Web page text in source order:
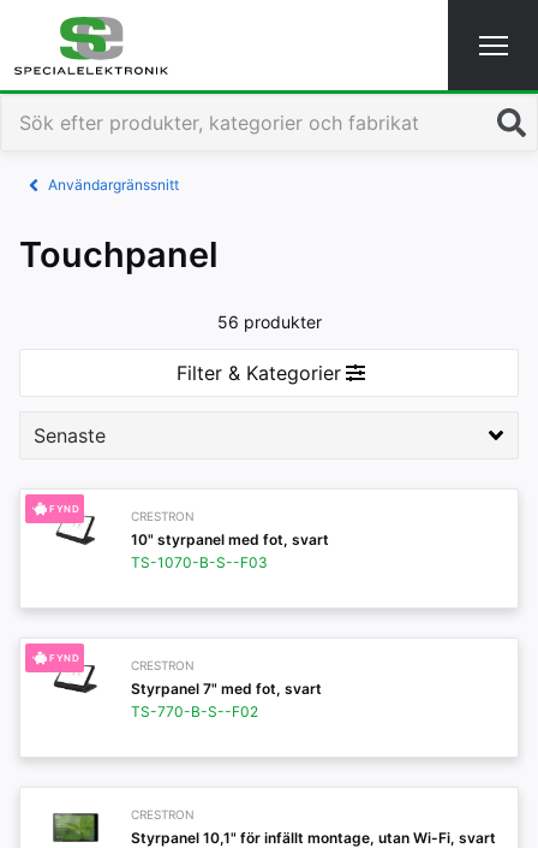
Sök
Användargränssnitt
Touchpanel
56 produkter
Filter & Kategorier
CRESTRON
10" styrpanel med fot, svart
TS-1070-B-S--F03
FYND
CRESTRON
Styrpanel 7" med fot, svart
TS-770-B-S--F02
FYND
CRESTRON
Styrpanel 10,1" för infällt montage, utan Wi-Fi, svart